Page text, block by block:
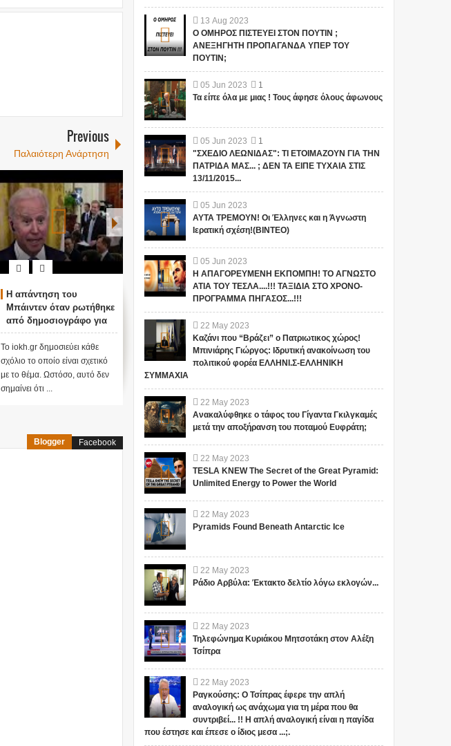
Previous
Παλαιότερη Ανάρτηση
Η απάντηση του
Μπάιντεν όταν ρωτήθηκε
από δημοσιογράφο για
τις αναφορές που
υπάρχουν για τα UFO
(Video)
Το iokh.gr δημοσιεύει κάθε
σχόλιο το οποίο είναι σχετικό
με το θέμα. Ωστόσο, αυτό δεν
σημαίνει ότι ...
ΥΠΟΥΛΑ ΚΡΥΒΕΙ Η
ενέργεια από τον ήλιο
μας.... Κατά τη διάρκεια
ηλιακών εκρήξεων!
(Βίντεο)
Το παρακάτω βίντεο είναι από
έναν επίσημο ιστότοπο της
NASA που ονομάζεται
Helioviewer. Παρατηρούμ...
ΔΕΝ ΜΠΟΡΟΥΝ ΑΛΛΟ ΝΑ
θεάσεις UFO: Υπάρχουν
μερικά πράγματα που
δεν λέγονται από την
Barack Obama: «Υπάρχουν
θεάσεις U.F.O, που η
μπορεί να εξηγήσει.... Αλλά
Blogger Facebook
13 Aug 2023
Ο ΟΜΗΡΟΣ ΠΙΣΤΕΥΕΙ ΣΤΟΝ ΠΟΥΤΙΝ ;
ΑΝΕΞΗΓΗΤΗ ΠΡΟΠΑΓΑΝΔΑ ΥΠΕΡ ΤΟΥ
ΠΟΥΤΙΝ;
05 Jun 2023
1
Τα είπε όλα με μιας ! Τους άφησε όλους άφωνους
05 Jun 2023
1
"ΣΧΕΔΙΟ ΛΕΩΝΙΔΑΣ": ΤΙ ΕΤΟΙΜΑΖΟΥΝ ΓΙΑ ΤΗΝ
ΠΑΤΡΙΔΑ ΜΑΣ... ; ΔΕΝ ΤΑ ΕΙΠΕ ΤΥΧΑΙΑ ΣΤΙΣ
13/11/2015...
05 Jun 2023
ΑΥΤΑ ΤΡΕΜΟΥΝ! Οι Έλληνες και η Άγνωστη
Ιερατική σχέση!(ΒΙΝΤΕΟ)
05 Jun 2023
Η ΑΠΑΓΟΡΕΥΜΕΝΗ ΕΚΠΟΜΠΗ! ΤΟ ΑΓΝΩΣΤΟ
ΑΤΙΑ ΤΟΥ ΤΕΣΛΑ....!!! ΤΑΞΙΔΙΑ ΣΤΟ ΧΡΟΝΟ-
ΠΡΟΓΡΑΜΜΑ ΠΗΓΑΣΟΣ...!!!
22 May 2023
Καζάνι που “Βράζει” ο Πατριωτικος χώρος!
Μπινιάρης Γιώργος: Ιδρυτική ανακοίνωση του
πολιτικού φορέα ΕΛΛΗΝΙ.Σ-ΕΛΛΗΝΙΚΗ
ΣΥΜΜΑΧΙΑ
22 May 2023
Ανακαλύφθηκε ο τάφος του Γίγαντα Γκιλγκαμές
μετά την αποξήρανση του ποταμού Ευφράτη;
22 May 2023
TESLA KNEW The Secret of the Great Pyramid:
Unlimited Energy to Power the World
22 May 2023
Pyramids Found Beneath Antarctic Ice
22 May 2023
Ράδιο Αρβύλα: Έκτακτο δελτίο λόγω εκλογών...
22 May 2023
Τηλεφώνημα Κυριάκου Μητσοτάκη στον Αλέξη
Τσίπρα
22 May 2023
Ραγκούσης: Ο Τσίπρας έφερε την απλή
αναλογική ως ανάχωμα για τη μέρα που θα
συντριβεί... !! Η απλή αναλογική είναι η παγίδα
που έστησε και έπεσε ο ίδιος μεσα ...;.